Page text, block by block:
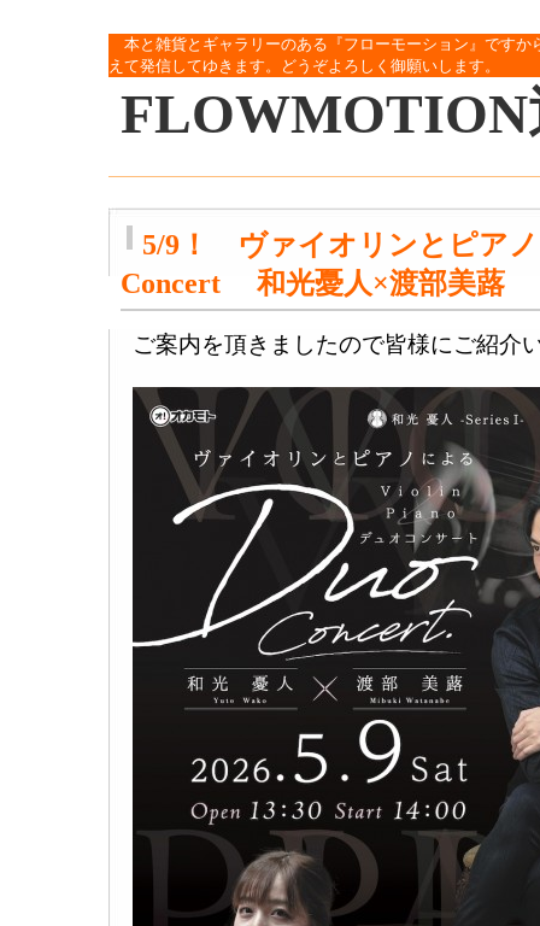
本と雑貨とギャラリーのある『フローモーション』です
えて発信してゆきます。どうぞよろしく御願いします。
FLOWMOTION
5/9！ ヴァイオリンとピ
Concert 和光憂人×渡部美蕗
ご案内を頂きましたので皆様にご紹介